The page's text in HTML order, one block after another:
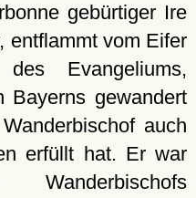
gebürtiger Ire
entflammt vom Eifer
Evangeliums,
Bayerns gewandert
auch
erfüllt hat. Er war